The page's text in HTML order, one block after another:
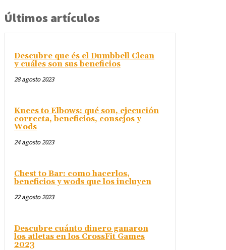
Últimos artículos
Descubre que és el Dumbbell Clean
y cuáles son sus beneficios
28 agosto 2023
Knees to Elbows: qué son, ejecución
correcta, beneficios, consejos y
Wods
24 agosto 2023
Chest to Bar: como hacerlos,
beneficios y wods que los incluyen
22 agosto 2023
Descubre cuánto dinero ganaron
los atletas en los CrossFit Games
2023